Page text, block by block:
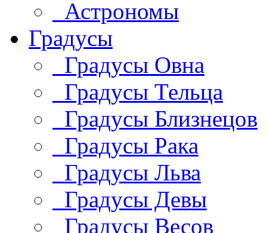
Астрономы
Градусы
Градусы Овна
Градусы Тельца
Градусы Близнецов
Градусы Рака
Градусы Льва
Градусы Девы
Градусы Весов